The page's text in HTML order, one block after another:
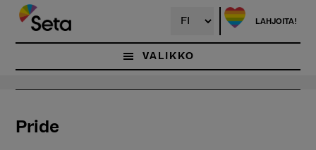
Hyppää
pääsisältöön
LAHJOITA!
VALIKKO
Pride